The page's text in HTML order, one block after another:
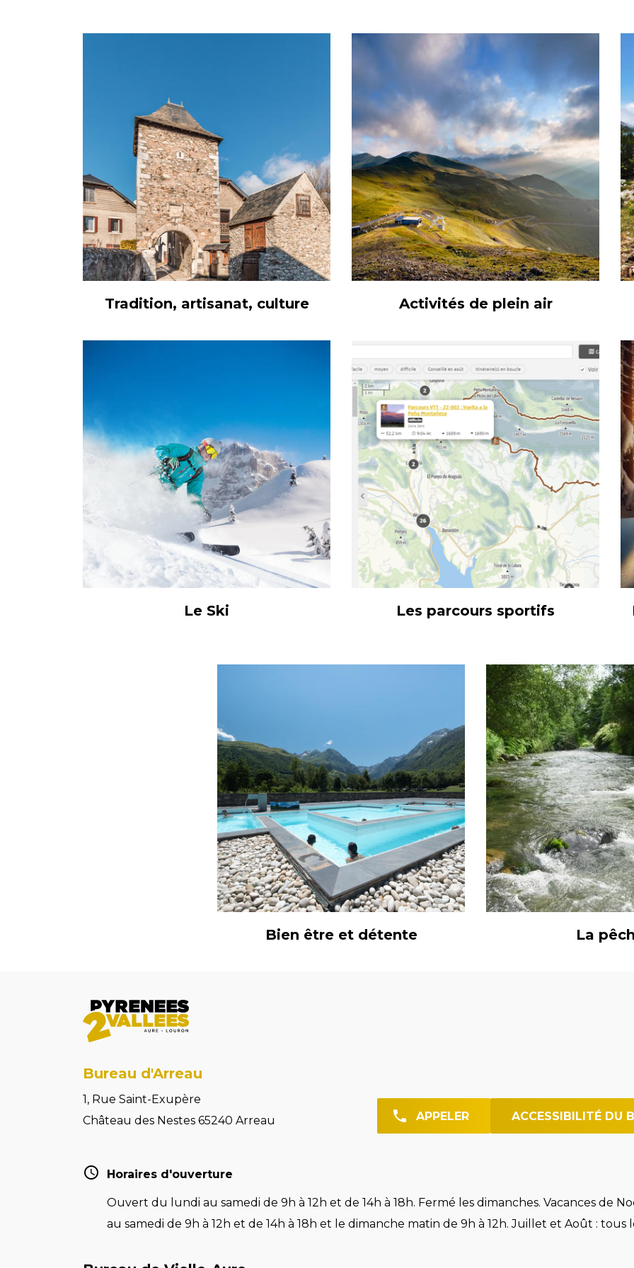
Tradition, artisanat, culture Activités de plein air
Le Ski Les parcours sportifs
Bien être et détente La
Bureau d'Arreau
1, Rue Saint-Exupère
Château des Nestes 65240 Arreau
APPELER ACCESSIBILITÉ DU
Horaires d'ouverture
Ouvert du lundi au samedi de 9h à 12h et de 14h à 18h. Fermé les dimanches. Vacances de
au samedi de 9h à 12h et de 14h à 18h et le dimanche matin de 9h à 12h. Juillet et Août : tous